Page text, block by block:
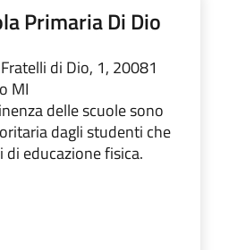
Primaria Di Dio
di Dio, 1, 20081
MI
delle scuole sono
dagli studenti che
educazione fisica.